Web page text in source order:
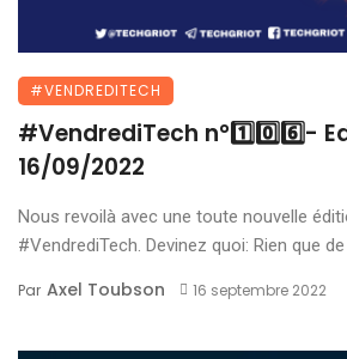
#VENDREDITECH
#VendrediTech n°1️⃣0️⃣6️⃣-
16/09/2022
Nous revoilà avec une toute nouvelle
#VendrediTech. Devinez quoi: Rien que de
Par Axel Toubson 16 septembre 2022